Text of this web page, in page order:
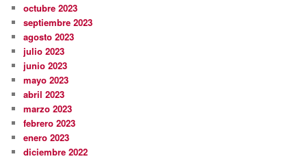
octubre 2023
septiembre 2023
agosto 2023
julio 2023
junio 2023
mayo 2023
abril 2023
marzo 2023
febrero 2023
enero 2023
diciembre 2022